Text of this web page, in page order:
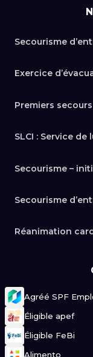
Secourisme
Exercice
Premiers
SLCI : Service
Secourisme –
Secourisme
Réanimation
Agréé SPF
Éligible apef
Éligible FeBi
Alimento